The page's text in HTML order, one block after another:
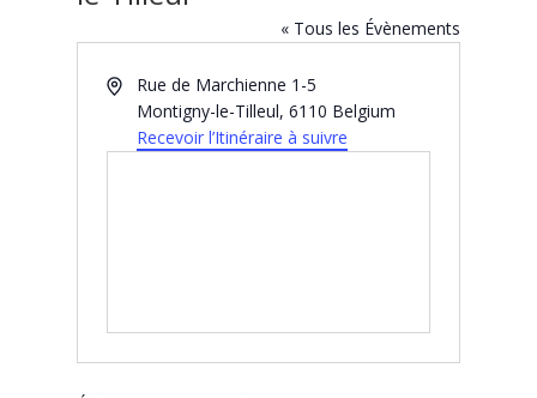
« Tous les Évènements
AdresseRue de Marchienne 1-5
Montigny-le-Tilleul, 6110 Belgium
Recevoir l’Itinéraire à suivre